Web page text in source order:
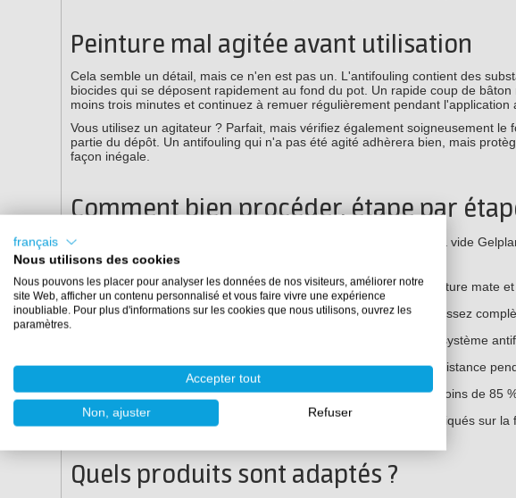
Peinture mal agitée avant utilisation
Cela semble un détail, mais ce n'en est pas un. L'antifouling contient des
biocides qui se déposent rapidement au fond du pot. Un rapide coup de
moins trois minutes et continuez à remuer régulièrement pendant l'application
Vous utilisez un agitateur ? Parfait, mais vérifiez également soigneusement
partie du dépôt. Un antifouling qui n'a pas été agité adhèrera bien, mais
façon inégale.
Comment bien procéder, étape par
Retirez complètement les couches décollées avec un grattoir à vide
vous pouvez construire par-dessus ou devez décaper.
Poncez le support avec le grain adapté jusqu'à obtenir une texture mate et
Dégraissez soigneusement avec un dégraissant approprié. Laissez
Appliquez le primaire approprié, adapté à votre support et au système
Remuez bien l'antifouling avant utilisation et maintenez la consistance
Travaillez dans les bonnes conditions : minimum 10 degrés, moins de 85
Respectez les temps de séchage entre les couches tels qu'indiqués sur la
Quels produits sont adaptés ?
français
Nous utilisons des cookies
Nous pouvons les placer pour analyser les données de nos visiteurs, améliorer notre
site Web, afficher un contenu personnalisé et vous faire vivre une expérience
inoubliable. Pour plus d'informations sur les cookies que nous utilisons, ouvrez les
paramètres.
Accepter tout
Non, ajuster Refuser